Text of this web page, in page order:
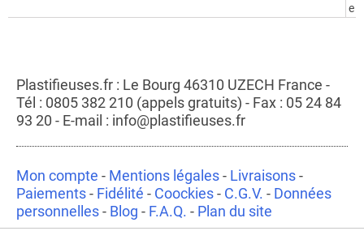
e
Plastifieuses.fr : Le Bourg 46310 UZECH France -
Tél : 0805 382 210 (appels gratuits) - Fax : 05 24 84
93 20 - E-mail : info@plastifieuses.fr
Mon compte - Mentions légales - Livraisons -
Paiements - Fidélité - Coockies - C.G.V. - Données
personnelles - Blog - F.A.Q. - Plan du site